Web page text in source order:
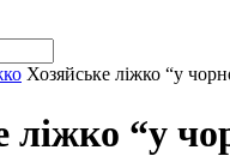
Хозяйське ліжко “у
ліжко “у